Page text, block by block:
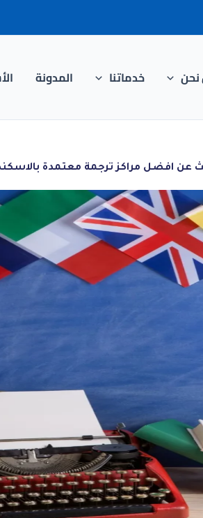
خدماتنا المدونة
عن افضل مراكز ترجمة معتمدة